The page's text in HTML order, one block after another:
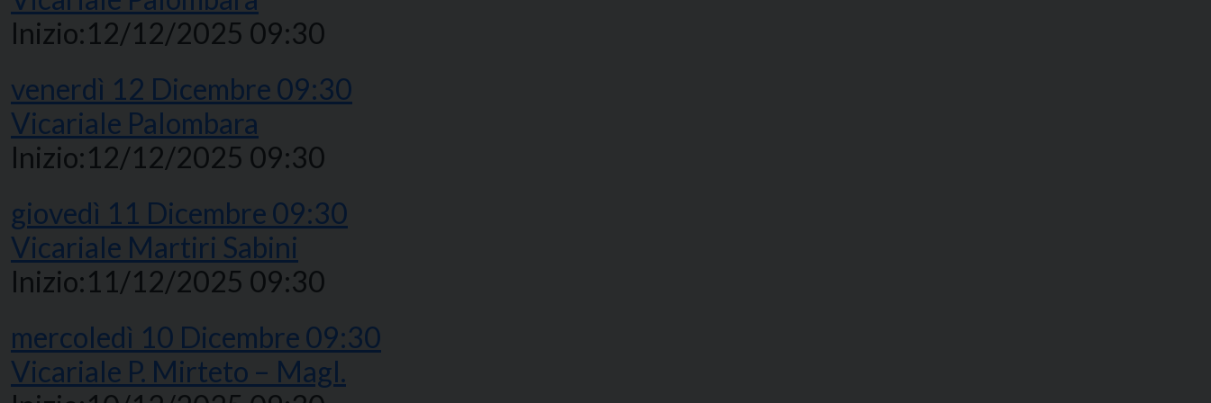
Inizio:12/12/2025 09:30
venerdì 12 Dicembre 09:30
Vicariale Palombara
Inizio:12/12/2025 09:30
giovedì 11 Dicembre 09:30
Vicariale Martiri Sabini
Inizio:11/12/2025 09:30
mercoledì 10 Dicembre 09:30
Vicariale P. Mirteto – Magl.